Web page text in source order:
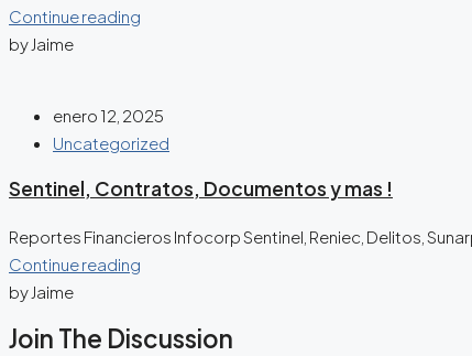
Continue reading
by Jaime
enero 12, 2025
Uncategorized
Sentinel, Contratos, Documentos y mas !
Reportes Financieros Infocorp Sentinel, Reniec, Delitos,
Continue reading
by Jaime
Join The Discussion